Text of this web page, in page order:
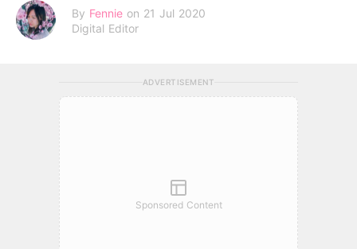
By Fennie on 21 Jul 2020
Digital Editor
ADVERTISEMENT
Sponsored Content